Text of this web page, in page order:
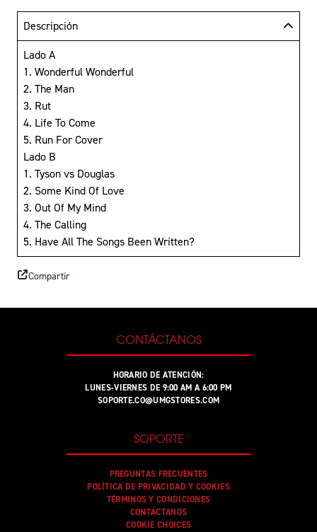
Descripción
Lado A
1. Wonderful Wonderful
2. The Man
3. Rut
4. Life To Come
5. Run For Cover
Lado B
1. Tyson vs Douglas
2. Some Kind Of Love
3. Out Of My Mind
4. The Calling
5. Have All The Songs Been Written?
Compartir
CONTÁCTANOS
HORARIO DE ATENCIÓN:
LUNES-VIERNES DE 9:00 AM A 6:00 PM
SOPORTE.CO@UMGSTORES.COM
SOPORTE
PREGUNTAS FRECUENTES
POLÍTICA DE PRIVACIDAD Y COOKIES
TÉRMINOS Y CONDICIONES
CONTÁCTANOS
COOKIE CHOICES